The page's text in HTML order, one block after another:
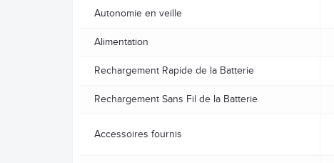
Autonomie en veille
Alimentation
Rechargement Rapide de la Batterie
Rechargement Sans Fil de la Batterie
Accessoires fournis